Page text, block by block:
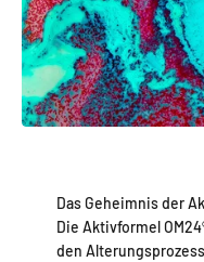
Das Geheimnis der
Die Aktivformel
den